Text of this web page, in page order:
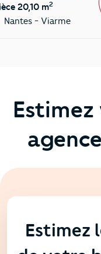
20,10 m2
Nantes - Viarme
Estimez